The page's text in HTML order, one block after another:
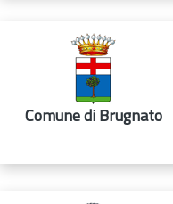
Comune di Brugnato